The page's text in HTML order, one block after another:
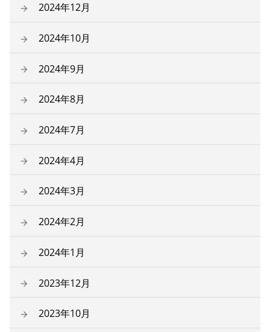
2024年12月
2024年10月
2024年9月
2024年8月
2024年7月
2024年4月
2024年3月
2024年2月
2024年1月
2023年12月
2023年10月